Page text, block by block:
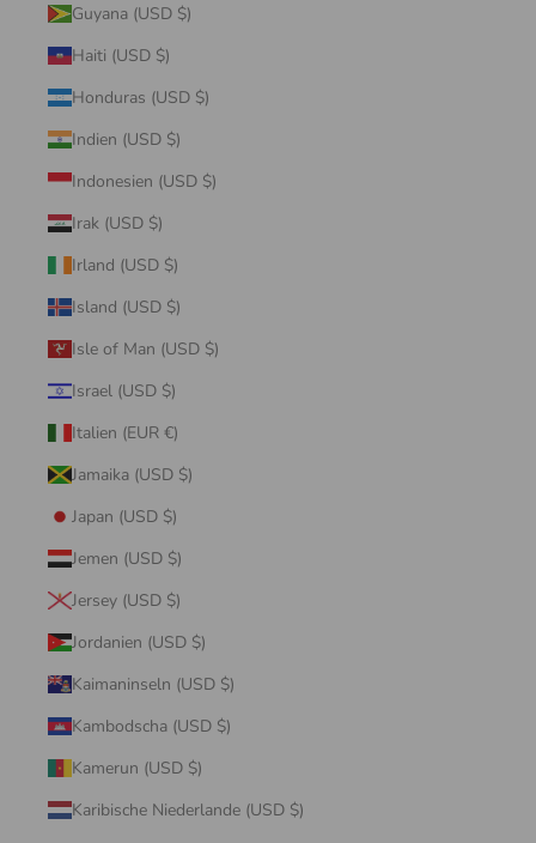
Guyana (USD $)
Haiti (USD $)
Honduras (USD $)
Indien (USD $)
Indonesien (USD $)
Irak (USD $)
Irland (USD $)
Island (USD $)
Isle of Man (USD $)
Israel (USD $)
Italien (EUR €)
Jamaika (USD $)
Japan (USD $)
Jemen (USD $)
Jersey (USD $)
Jordanien (USD $)
Kaimaninseln (USD $)
Kambodscha (USD $)
Kamerun (USD $)
Karibische Niederlande (USD $)